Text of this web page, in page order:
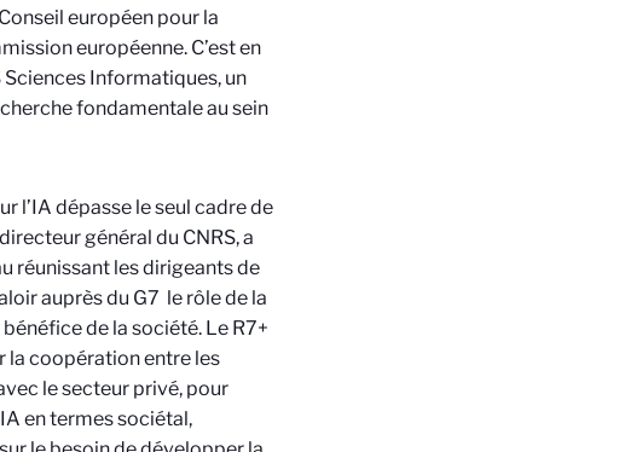
européen pour la
européenne. C’est en
Sciences Informatiques, un
fondamentale au sein
l’IA dépasse le seul cadre de
général du CNRS, a
réunissant les dirigeants de
auprès du G7 le rôle de la
de la société. Le R7+
la coopération entre les
le secteur privé, pour
en termes sociétal,